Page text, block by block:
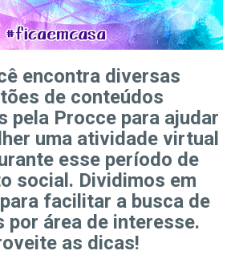
encontra diversas
de conteúdos
pela Procce para ajudar
uma atividade virtual
esse período de
social. Dividimos em
facilitar a busca de
por área de interesse.
as dicas!